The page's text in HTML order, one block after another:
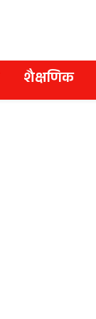
शैक्षणिक